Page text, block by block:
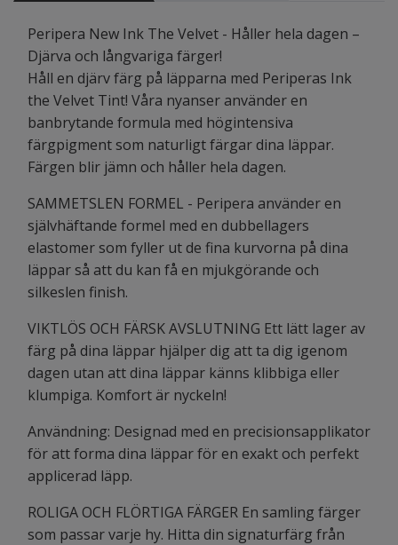
Peripera New Ink The Velvet - Håller hela dagen –
Djärva och långvariga färger!
Håll en djärv färg på läpparna med Periperas Ink
the Velvet Tint! Våra nyanser använder en
banbrytande formula med högintensiva
färgpigment som naturligt färgar dina läppar.
Färgen blir jämn och håller hela dagen.
SAMMETSLEN FORMEL - Peripera använder en
självhäftande formel med en dubbellagers
elastomer som fyller ut de fina kurvorna på dina
läppar så att du kan få en mjukgörande och
silkeslen finish.
VIKTLÖS OCH FÄRSK AVSLUTNING Ett lätt lager av
färg på dina läppar hjälper dig att ta dig igenom
dagen utan att dina läppar känns klibbiga eller
klumpiga. Komfort är nyckeln!
Användning: Designad med en precisionsapplikator
för att forma dina läppar för en exakt och perfekt
applicerad läpp.
ROLIGA OCH FLÖRTIGA FÄRGER En samling färger
som passar varje hy. Hitta din signaturfärg från